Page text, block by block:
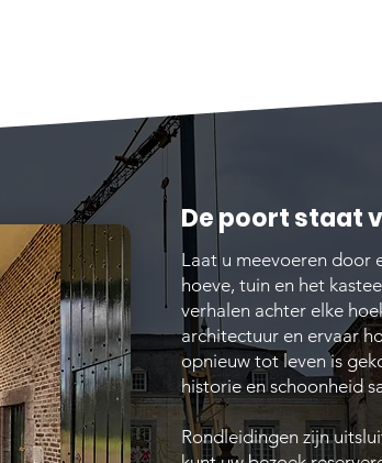
De poort staat
Laat u meevoeren door
hoeve, tuin en het
verhalen achter elke
architectuur en ervaar
opnieuw tot leven is
historie en schoonheid
Rondleidingen zijn